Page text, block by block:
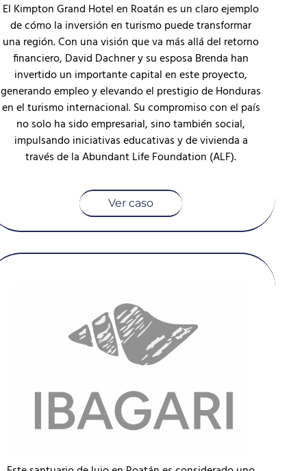
El Kimpton Grand Hotel en Roatán es un claro ejemplo
de cómo la inversión en turismo puede transformar
una región. Con una visión que va más allá del retorno
financiero, David Dachner y su esposa Brenda han
invertido un importante capital en este proyecto,
generando empleo y elevando el prestigio de Honduras
en el turismo internacional. Su compromiso con el país
no solo ha sido empresarial, sino también social,
impulsando iniciativas educativas y de vivienda a
través de la Abundant Life Foundation (ALF).
Ver caso